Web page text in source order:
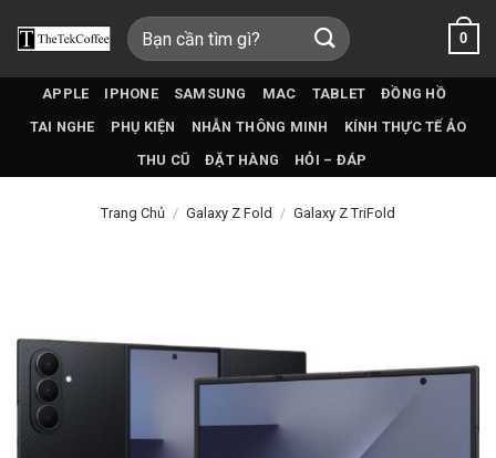
qua
Tìm
kiếm:
0
APPLE IPHONE SAMSUNG MAC TABLET
ĐỒNG HỒ
TAI NGHE
PHỤ KIỆN NHẪN THÔNG MINH
KÍNH THỰC TẾ ẢO
THU CŨ
ĐẶT HÀNG HỎI – ĐÁP
Trang Chủ / Galaxy Z Fold / Galaxy Z TriFold